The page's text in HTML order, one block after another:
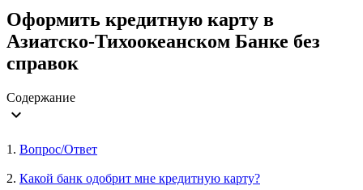
Оформить кредитную карту в
Азиатско-Тихоокеанском Банке без
справок
Содержание
expand_more
1. Вопрос/Ответ
2. Какой банк одобрит мне кредитную карту?